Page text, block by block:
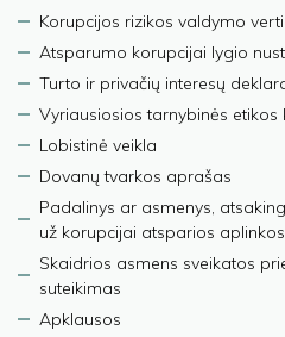
Korupcijos rizikos valdymo
Atsparumo korupcijai lygio
Turto ir privačių interesų
Vyriausiosios tarnybinės etikos
Lobistinė veikla
Dovanų tvarkos aprašas
Padalinys ar asmenys,
už korupcijai atsparios
Skaidrios asmens sveikatos
suteikimas
Apklausos